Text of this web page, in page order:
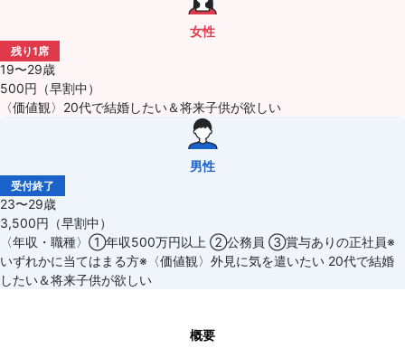
女性
残り1席
19〜29歳
500円（早割中）
〈価値観〉20代で結婚したい＆将来子供が欲しい
男性
受付終了
23〜29歳
3,500円（早割中）
〈年収・職種〉①年収500万円以上 ②公務員 ③賞与ありの正社員※
いずれかに当てはまる方※〈価値観〉外見に気を遣いたい 20代で結婚
したい＆将来子供が欲しい
概要